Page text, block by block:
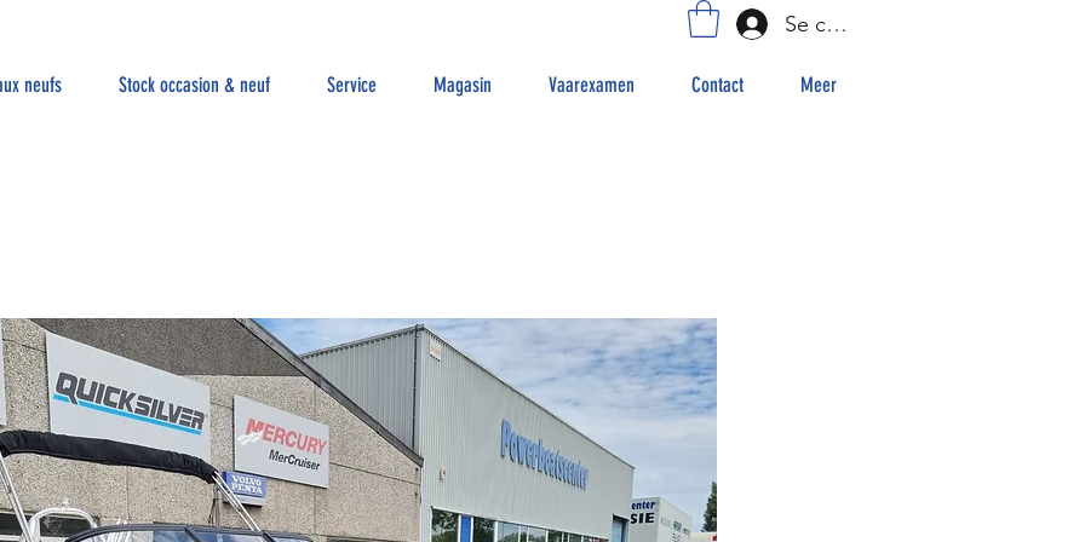
Se connecter
neufs Stock occasion & neuf Service Magasin Vaarexamen Contact Meer